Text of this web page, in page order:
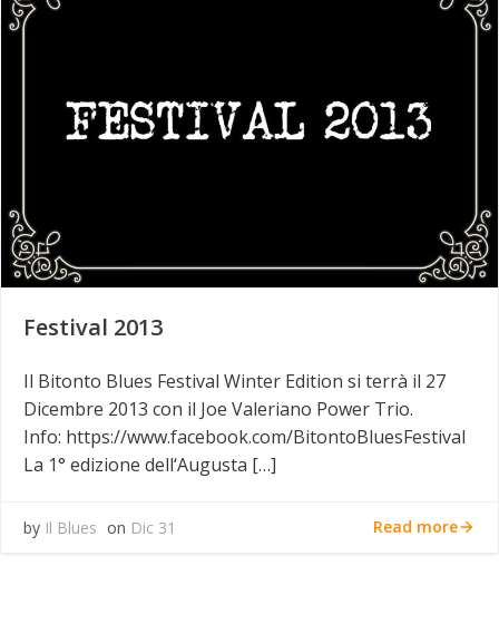
Festival 2013
Il Bitonto Blues Festival Winter Edition si terrà il 27
Dicembre 2013 con il Joe Valeriano Power Trio.
Info: https://www.facebook.com/BitontoBluesFestival
La 1° edizione dell‘Augusta […]
by Il Blues on Dic 31 Read more